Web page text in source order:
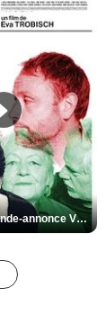
Home stories Bande-annonce VO STFR